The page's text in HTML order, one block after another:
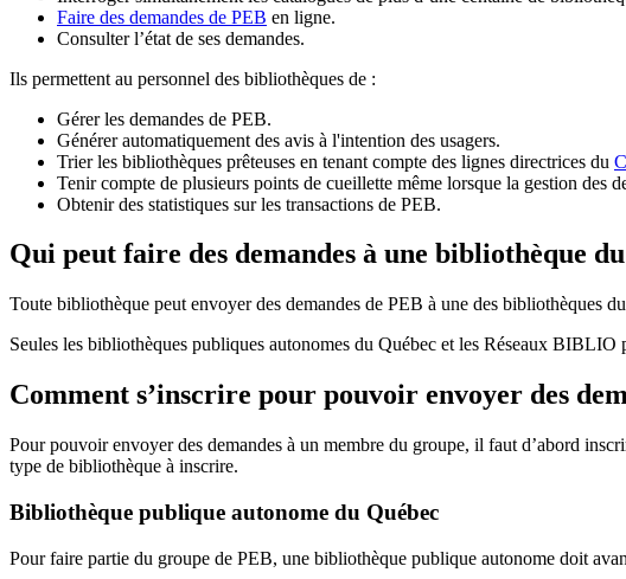
Faire des demandes de PEB en ligne.
Consulter l’état de ses demandes.
Ils permettent au personnel des bibliothèques de :
Gérer les demandes de PEB.
Générer automatiquement des avis à l'intention des usagers.
Trier les bibliothèques prêteuses en tenant compte des lignes directrices du
Tenir compte de plusieurs points de cueillette même lorsque la gestion des
Obtenir des statistiques sur les transactions de PEB.
Qui peut faire des demandes à une bibliothèque
Toute bibliothèque peut envoyer des demandes de PEB à une des bibliothèques
Seules les bibliothèques publiques autonomes du Québec et les Réseaux
Comment s’inscrire pour pouvoir envoyer des
Pour pouvoir envoyer des demandes à un membre du groupe, il faut d’abord
type de bibliothèque à inscrire.
Bibliothèque publique autonome du Québec
Pour faire partie du groupe de PEB, une bibliothèque publique autonome doit